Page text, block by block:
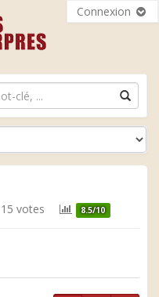
Connexion
15 votes 8.5/10